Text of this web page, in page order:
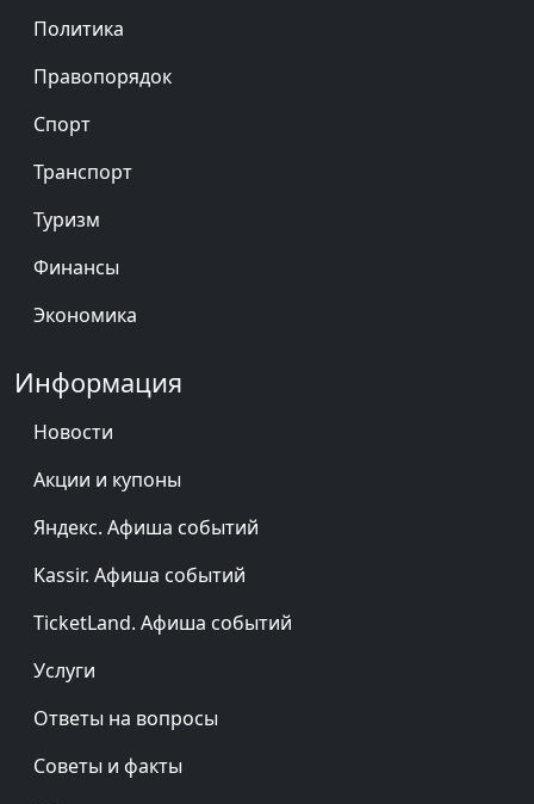
Политика
Правопорядок
Спорт
Транспорт
Туризм
Финансы
Экономика
Информация
Новости
Акции и купоны
Яндекс. Афиша событий
Kassir. Афиша событий
TicketLand. Афиша событий
Услуги
Ответы на вопросы
Советы и факты